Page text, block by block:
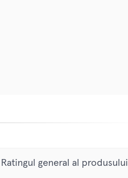
Ratingul general al produsului